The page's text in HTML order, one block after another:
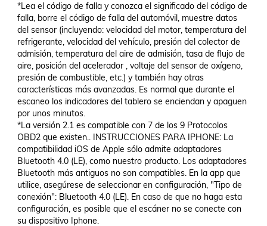
*Lea el código de falla y conozca el significado del código de
falla, borre el código de falla del automóvil, muestre datos
del sensor (incluyendo: velocidad del motor, temperatura del
refrigerante, velocidad del vehículo, presión del colector de
admisión, temperatura del aire de admisión, tasa de flujo de
aire, posición del acelerador , voltaje del sensor de oxígeno,
presión de combustible, etc.) y también hay otras
características más avanzadas. Es normal que durante el
escaneo los indicadores del tablero se enciendan y apaguen
por unos minutos.
*La versión 2.1 es compatible con 7 de los 9 Protocolos
OBD2 que existen.. INSTRUCCIONES PARA IPHONE: La
compatibilidad iOS de Apple sólo admite adaptadores
Bluetooth 4.0 (LE), como nuestro producto. Los adaptadores
Bluetooth más antiguos no son compatibles. En la app que
utilice, asegúrese de seleccionar en configuración, "Tipo de
conexión": Bluetooth 4.0 (LE). En caso de que no haga esta
configuración, es posible que el escáner no se conecte con
su dispositivo Iphone.